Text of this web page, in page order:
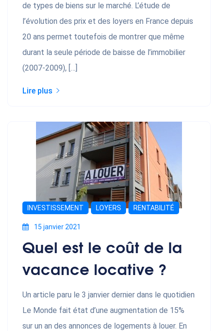
de types de biens sur le marché. L’étude de
l’évolution des prix et des loyers en France depuis
20 ans permet toutefois de montrer que même
durant la seule période de baisse de l’immobilier
(2007-2009), […]
Lire plus
INVESTISSEMENT LOYERS RENTABILITÉ
15 janvier 2021
Quel est le coût de la
vacance locative ?
Un article paru le 3 janvier dernier dans le quotidien
Le Monde fait état d’une augmentation de 15%
sur un an des annonces de logements à louer. En